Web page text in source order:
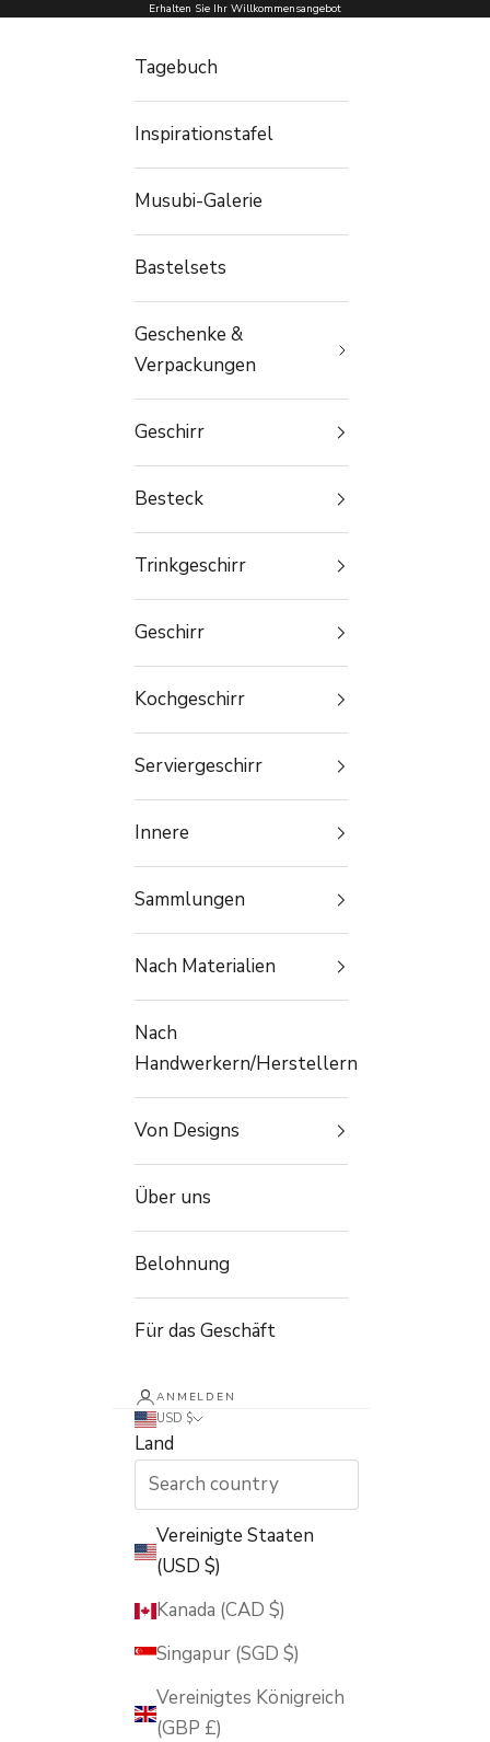
Zum Inhalt springenErhalten Sie Ihr Willkommensangebot
Tagebuch
Inspirationstafel
Musubi-Galerie
Bastelsets
Geschenke &
Verpackungen
Geschirr
Besteck
Trinkgeschirr
Geschirr
Kochgeschirr
Serviergeschirr
Innere
Sammlungen
Nach Materialien
Nach
Handwerkern/Herstellern
Von Designs
Über uns
Belohnung
Für das Geschäft
ANMELDEN
USD $
Land
Vereinigte Staaten
(USD $)
Kanada (CAD $)
Singapur (SGD $)
Vereinigtes Königreich
(GBP £)